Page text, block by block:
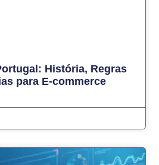
História, Regras
para E-commerce